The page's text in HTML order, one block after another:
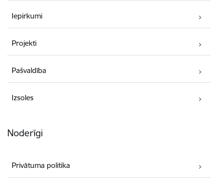
Iepirkumi
Projekti
Pašvaldība
Izsoles
Noderīgi
Privātuma politika